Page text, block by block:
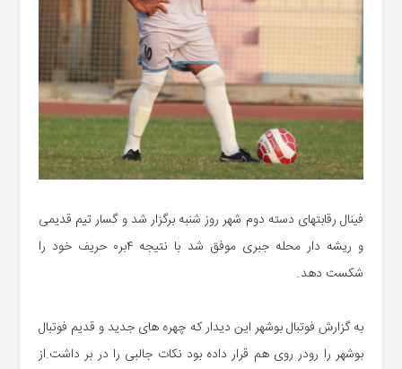
فینال رقابتهای دسته دوم شهر روز شنبه برگزار شد و گسار تیم قدیمی
و ریشه دار محله جبری موفق شد با نتیجه ۴بر۰ حریف خود را
شکست دهد.
به گزارش فوتبال بوشهر این دیدار که چهره های جدید و قدیم فوتبال
بوشهر را رودر روی هم قرار داده بود نکات جالبی را در بر داشت.از